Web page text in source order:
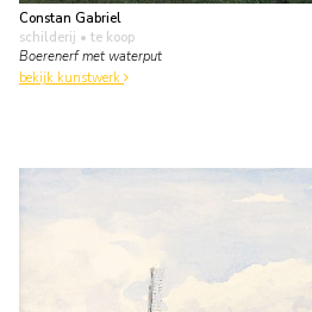
Constan Gabriel
schilderij • te koop
Boerenerf met waterput
bekijk kunstwerk